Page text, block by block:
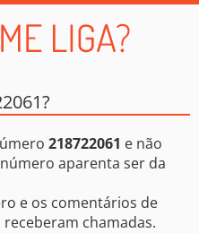
218722061 e não
aparenta ser da
e os comentários de
chamadas.